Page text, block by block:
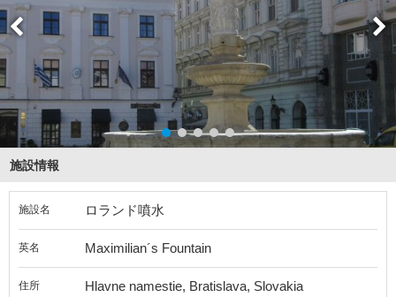
施設情報
施設名 ロランド噴水
英名 Maximilian´s Fountain
住所 Hlavne namestie, Bratislava, Slovakia